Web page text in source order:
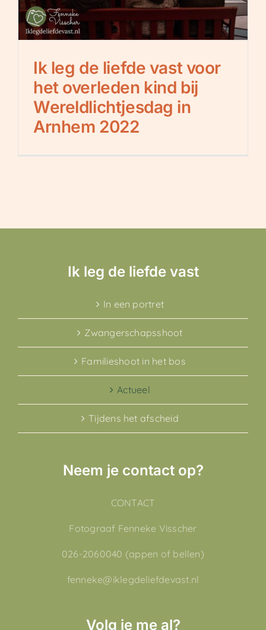
Ik leg de liefde vast voor
het overleden kind bij
Wereldlichtjesdag in
Arnhem 2022
Ik leg de liefde vast
In een portret
Zwangerschapsshoot
Familieshoot in het bos
Actueel
Tijdens het afscheid
Neem je contact op?
CONTACT
Fotograaf Fenneke Visscher
026-2060040 (appen of bellen)
fenneke@iklegdeliefdevast.nl
Volg je me al?